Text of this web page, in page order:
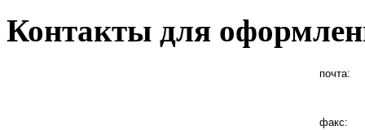
Контакты для
почта:
факс: